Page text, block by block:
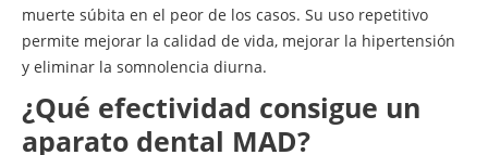
muerte súbita en el peor de los casos. Su uso repetitivo
permite mejorar la calidad de vida, mejorar la hipertensión
y eliminar la somnolencia diurna.
¿Qué efectividad consigue un
aparato dental MAD?